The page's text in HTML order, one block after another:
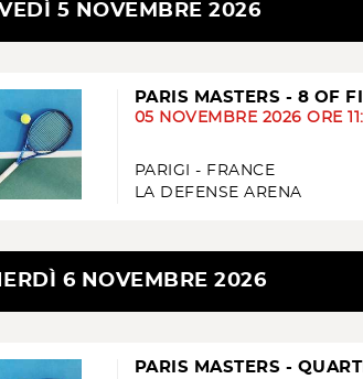
5 NOVEMBRE 2026
PARIS MASTERS - 8 OF
05 NOVEMBRE 2026 ORE
PARIGI - FRANCE
LA DEFENSE ARENA
6 NOVEMBRE 2026
PARIS MASTERS -